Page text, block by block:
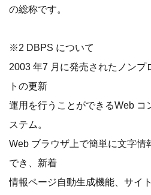
の総称です。
※2 DBPS について
2003 年7 月に発売されたノンプ
トの更新
運用を行うことができるWeb コ
ステム。
Web ブラウザ上で簡単に文字情
でき、新着
情報ページ自動生成機能、サイ